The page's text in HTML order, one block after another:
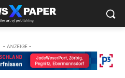
- ANZEIGE -